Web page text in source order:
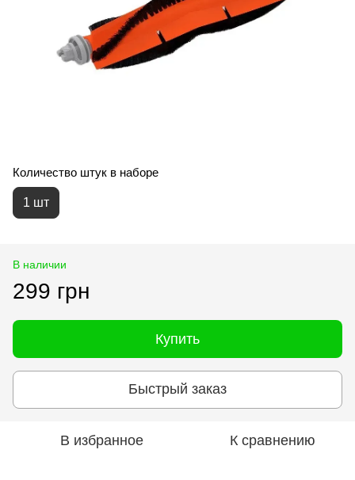
Количество штук в наборе
1 шт
В наличии
299 грн
Купить
Быстрый заказ
В избранное К сравнению